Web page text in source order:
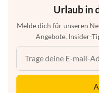
Urlaub in
Melde dich für unseren
Angebote, Insider-